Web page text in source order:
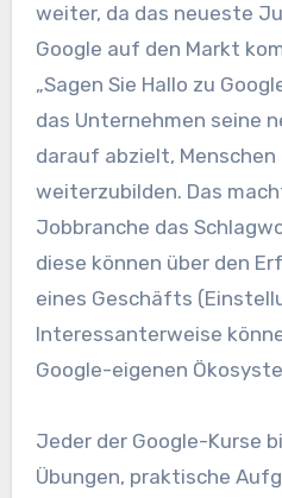
weiter, da das neueste
Google auf den Markt
„Sagen Sie Hallo zu
das Unternehmen seine
darauf abzielt, Menschen
weiterzubilden. Das
Jobbranche das
diese können über den
eines Geschäfts
Interessanterweise
Google-eigenen
Jeder der Google-Kurse
Übungen, praktische